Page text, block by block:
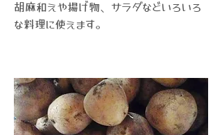
胡麻和えや揚げ物、サラダなどいろいろ
な料理に使えます。